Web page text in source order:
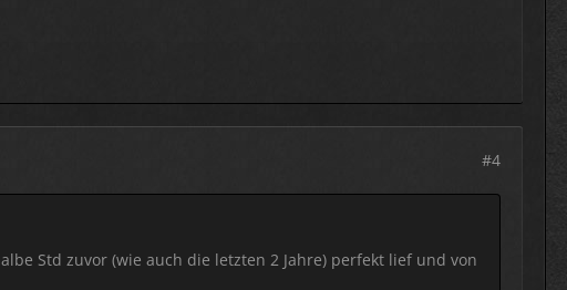
#4
Std zuvor (wie auch die letzten 2 Jahre) perfekt lief und von